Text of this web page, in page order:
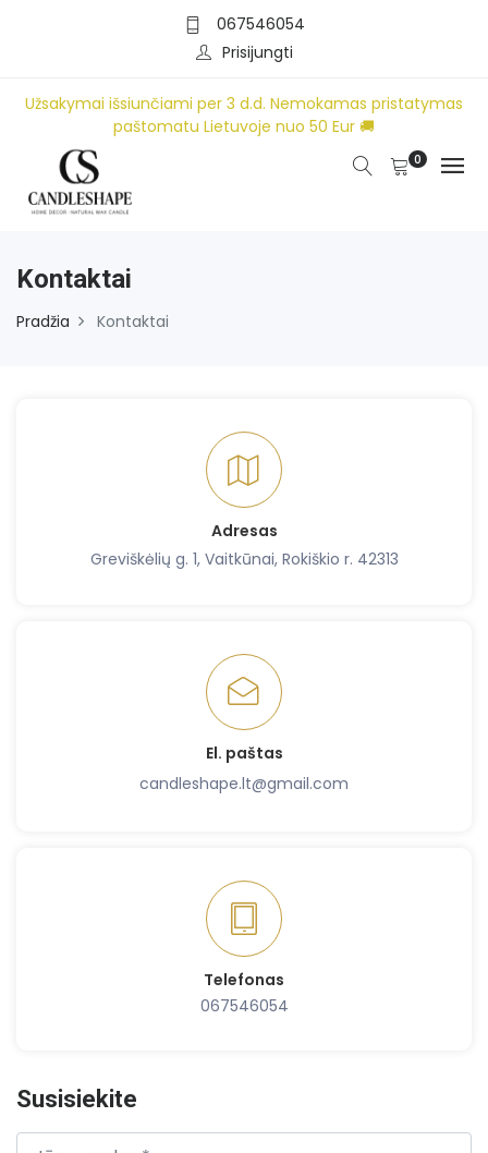
067546054
Prisijungti
Užsakymai išsiunčiami per 3 d.d. Nemokamas pristatymas
paštomatu Lietuvoje nuo 50 Eur 🚚
0
Kontaktai
Pradžia Kontaktai
Adresas
Greviškėlių g. 1, Vaitkūnai, Rokiškio r. 42313
El. paštas
candleshape.lt@gmail.com
Telefonas
067546054
Susisiekite